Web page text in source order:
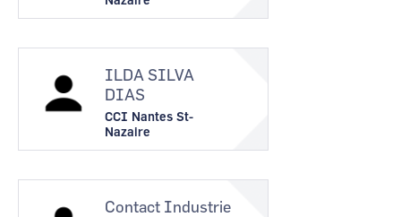
ILDA SILVA
DIAS
CCI Nantes St-
Nazaire
Contact Industrie